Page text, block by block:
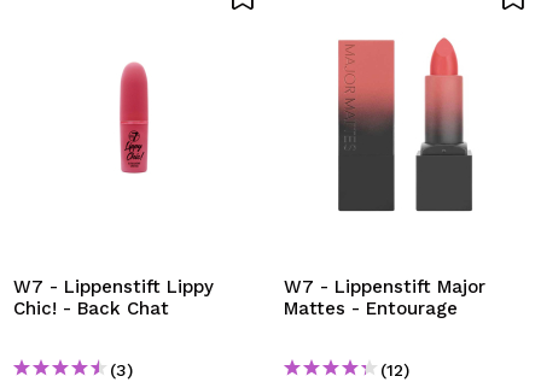
W7 - Lippenstift Lippy
Chic! - Back Chat
(3)
W7 - Lippenstift Major
Mattes - Entourage
(12)